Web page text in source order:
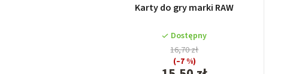
Karty do gry marki RAW
Dostępny
16,70 zł
(–7 %)